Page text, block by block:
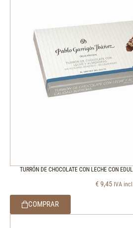
TURRÓN DE CHOCOLATE CON LECHE CON
€ 9,45 IVA incl.
COMPRAR